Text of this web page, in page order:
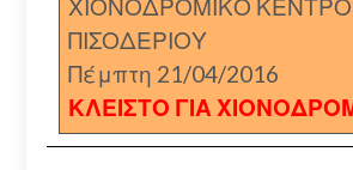
ΧΙΟΝΟΔΡΟΜΙΚΟ ΚΕΝΤΡΟ
ΠΙΣΟΔΕΡΙΟΥ
Πέμπτη 21/04/2016
ΚΛΕΙΣΤΟ ΓΙΑ